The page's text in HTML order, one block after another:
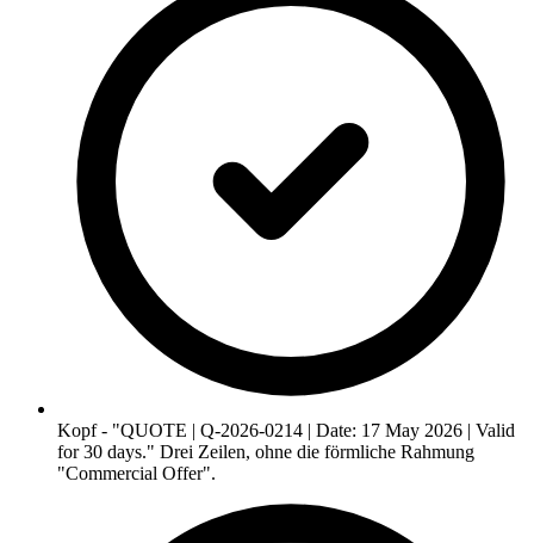
Kopf - "QUOTE | Q-2026-0214 | Date: 17 May 2026 | Valid
for 30 days." Drei Zeilen, ohne die förmliche Rahmung
"Commercial Offer".